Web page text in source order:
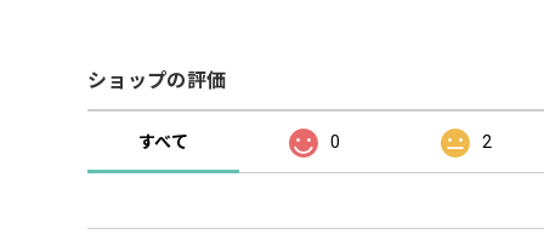
ショップの評価
すべて 0 2